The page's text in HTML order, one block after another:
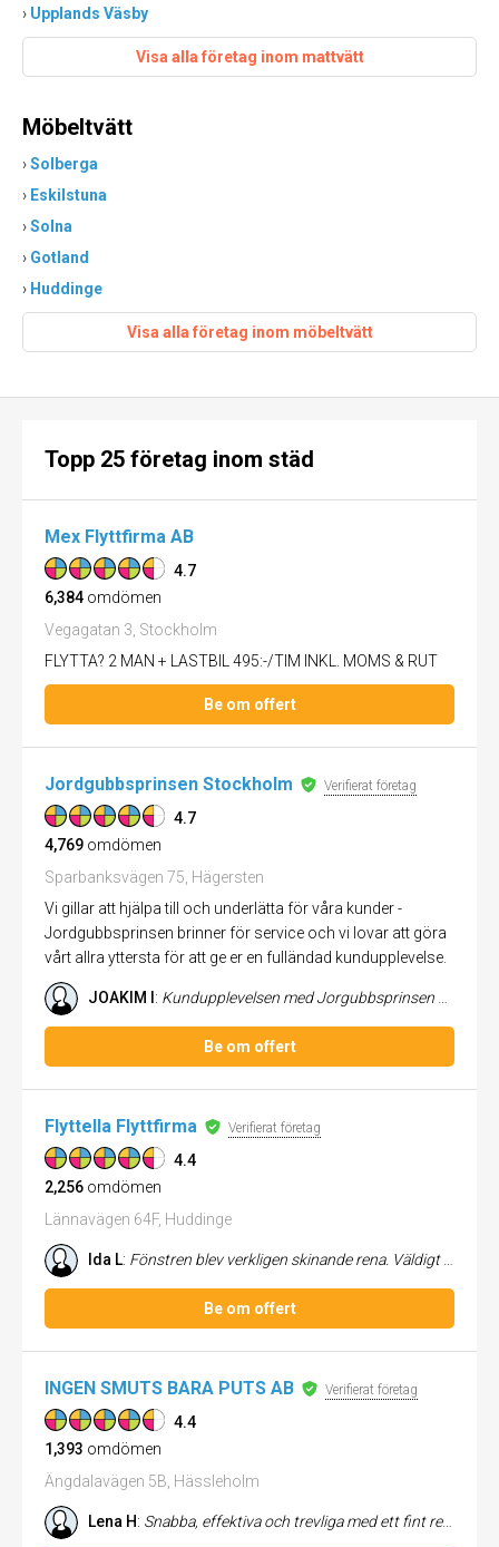
› Upplands Väsby
Visa alla företag inom mattvätt
Möbeltvätt
›Solberga
› Eskilstuna
›Solna
› Gotland
› Huddinge
Visa alla företag inom möbeltvätt
Topp 25 företag inom städ
Mex Flyttfirma AB
4.7
6,384 omdömen
Vegagatan 3, Stockholm
FLYTTA? 2 MAN + LASTBIL 495:-/TIM INKL. MOMS & RUT
Be om offert
Jordgubbsprinsen Stockholm Verifierat företag
4.7
4,769 omdömen
Sparbanksvägen 75, Hägersten
Vi gillar att hjälpa till och underlätta för våra kunder -
Jordgubbsprinsen brinner för service och vi lovar att göra
vårt allra yttersta för att ge er en fulländad kundupplevelse.
JOAKIM I : Kundupplevelsen med Jorgubbsprinsen är typ den bästa, alla kategorier, jag haft på många år. Sjukt imponerad! I varj...
Be om offert
Flyttella Flyttfirma Verifierat företag
4.4
2,256 omdömen
Lännavägen 64F, Huddinge
Ida L: Fönstren blev verkligen skinande rena. Väldigt nöjd med hela städningen.
Be om offert
INGEN SMUTS BARA PUTS AB Verifierat företag
4.4
1,393 omdömen
Ängdalavägen 5B, Hässleholm
Lena H: Snabba, effektiva och trevliga med ett fint resultat.